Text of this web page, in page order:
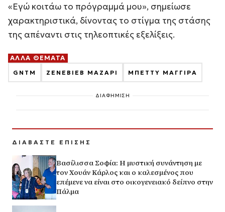
«Εγώ κοιτάω το πρόγραμμά μου», σημείωσε
χαρακτηριστικά, δίνοντας το στίγμα της στάσης
της απέναντι στις τηλεοπτικές εξελίξεις.
ΑΛΛΑ ΘΕΜΑΤΑ
GNTM ΖΕΝΕΒΙΕΒ ΜΑΖΑΡΙ ΜΠΕΤΤΥ ΜΑΓΓΙΡΑ
ΔΙΑΦΗΜΙΣΗ
ΔΙΑΒΑΣΤΕ ΕΠΙΣΗΣ
Βασίλισσα Σοφία: H μυστική συνάντηση με
τον Χουάν Κάρλος και ο καλεσμένος που
επέμενε να είναι στο οικογενειακό δείπνο στην
Πάλμα